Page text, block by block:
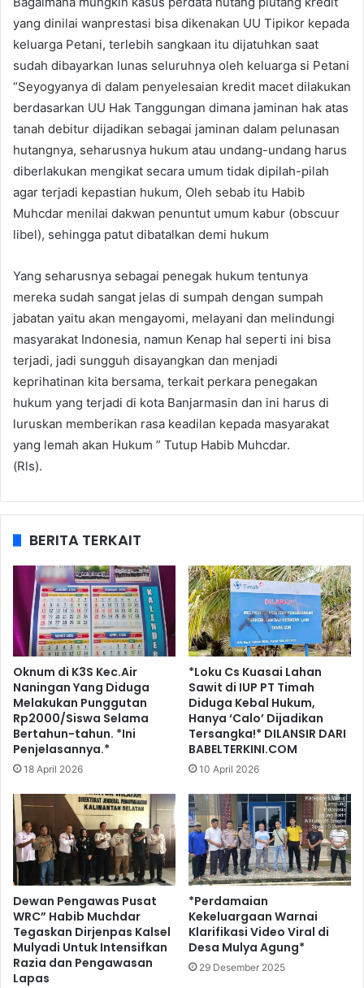
yang dinilai wanprestasi bisa dikenakan UU Tipikor kepada
keluarga Petani, terlebih sangkaan itu dijatuhkan saat
sudah dibayarkan lunas seluruhnya oleh keluarga si Petani
“Seyogyanya di dalam penyelesaian kredit macet dilakukan
berdasarkan UU Hak Tanggungan dimana jaminan hak atas
tanah debitur dijadikan sebagai jaminan dalam pelunasan
hutangnya, seharusnya hukum atau undang-undang harus
diberlakukan mengikat secara umum tidak dipilah-pilah
agar terjadi kepastian hukum, Oleh sebab itu Habib
Muhcdar menilai dakwan penuntut umum kabur (obscuur
libel), sehingga patut dibatalkan demi hukum
Yang seharusnya sebagai penegak hukum tentunya
mereka sudah sangat jelas di sumpah dengan sumpah
jabatan yaitu akan mengayomi, melayani dan melindungi
masyarakat Indonesia, namun Kenap hal seperti ini bisa
terjadi, jadi sungguh disayangkan dan menjadi
keprihatinan kita bersama, terkait perkara penegakan
hukum yang terjadi di kota Banjarmasin dan ini harus di
luruskan memberikan rasa keadilan kepada masyarakat
yang lemah akan Hukum ” Tutup Habib Muhcdar.
(Rls).
BERITA TERKAIT
Oknum di K3S Kec.Air
Naningan Yang Diduga
Melakukan Punggutan
Rp2000/Siswa Selama
Bertahun-tahun. *Ini
Penjelasannya.*
18 April 2026
*Loku Cs Kuasai Lahan
Sawit di IUP PT Timah
Diduga Kebal Hukum,
Hanya ‘Calo’ Dijadikan
Tersangka!* DILANSIR DARI
BABELTERKINI.COM
10 April 2026
Dewan Pengawas Pusat
WRC” Habib Muchdar
Tegaskan Dirjenpas Kalsel
Mulyadi Untuk Intensifkan
Razia dan Pengawasan
Lapas
*Perdamaian
Kekeluargaan Warnai
Klarifikasi Video Viral di
Desa Mulya Agung*
29 Desember 2025